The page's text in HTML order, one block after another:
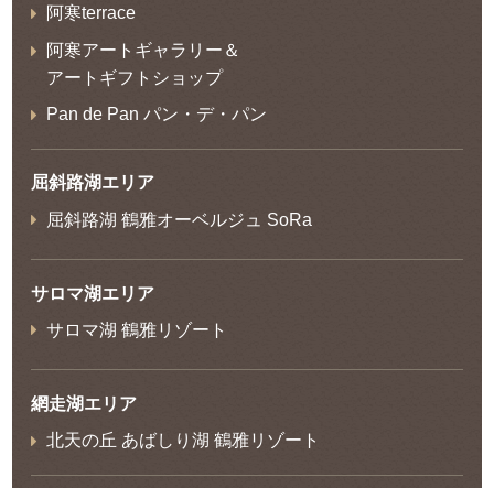
阿寒terrace
阿寒アートギャラリー＆
アートギフトショップ
Pan de Pan パン・デ・パン
屈斜路湖エリア
屈斜路湖 鶴雅オーベルジュ SoRa
サロマ湖エリア
サロマ湖 鶴雅リゾート
網走湖エリア
北天の丘 あばしり湖 鶴雅リゾート